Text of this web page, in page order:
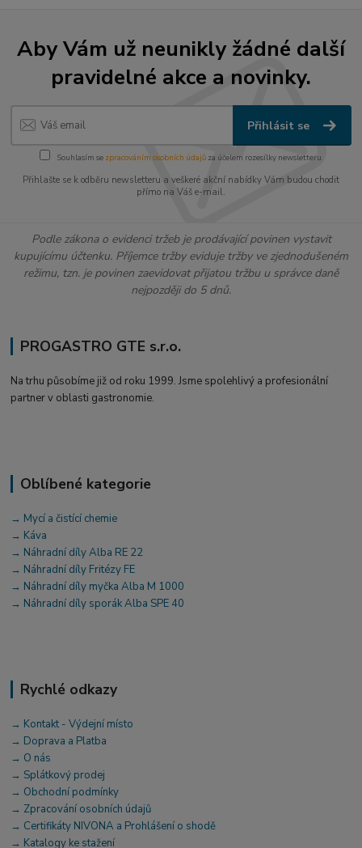
Aby Vám už neunikly žádné další
pravidelné akce a novinky.
Přihlásit se
Souhlasím se zpracováním osobních údajůza účelem rozesílky newsletteru.
Přihlašte se k odběru newsletteru a veškeré akční nabídky Vám budou chodit
přímo na Váš e-mail.
Podle zákona o evidenci tržeb je prodávající povinen vystavit
kupujícímu účtenku. Příjemce tržby eviduje tržby ve zjednodušeném
režimu, tzn. je povinen zaevidovat přijatou tržbu u správce daně
nejpozději do 5 dnů.
PROGASTRO GTE s.r.o.
Na trhu působíme již od roku 1999. Jsme spolehlivý a profesionální
partner v oblasti gastronomie.
Oblíbené kategorie
→ Mycí a čistící chemie
→ Káva
→ Náhradní díly Alba RE 22
→ Náhradní díly Fritézy FE
→ Náhradní díly myčka Alba M 1000
→ Náhradní díly sporák Alba SPE 40
Rychlé odkazy
→ Kontakt - Výdejní místo
→ Doprava a Platba
→ O nás
→ Splátkový prodej
→ Obchodní podmínky
→ Zpracování osobních údajů
→ Certifikáty NIVONA a Prohlášení o shodě
→ Katalogy ke stažení